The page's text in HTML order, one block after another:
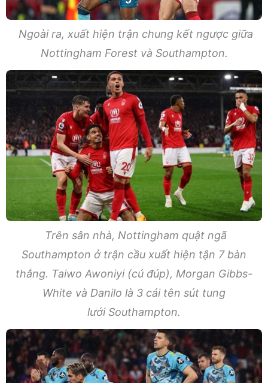
Ngoài ra, xuất hiện trận chung kết ngược giữa
Nottingham Forest và Southampton.
Trên sân nhà, Nottingham quật ngã
Southampton ở trận cầu xuất hiện tận 7 bàn
thắng. Taiwo Awoniyi (cú đúp), Morgan Gibbs-
White và Danilo là 3 cái tên sút tung
lưới Southampton.